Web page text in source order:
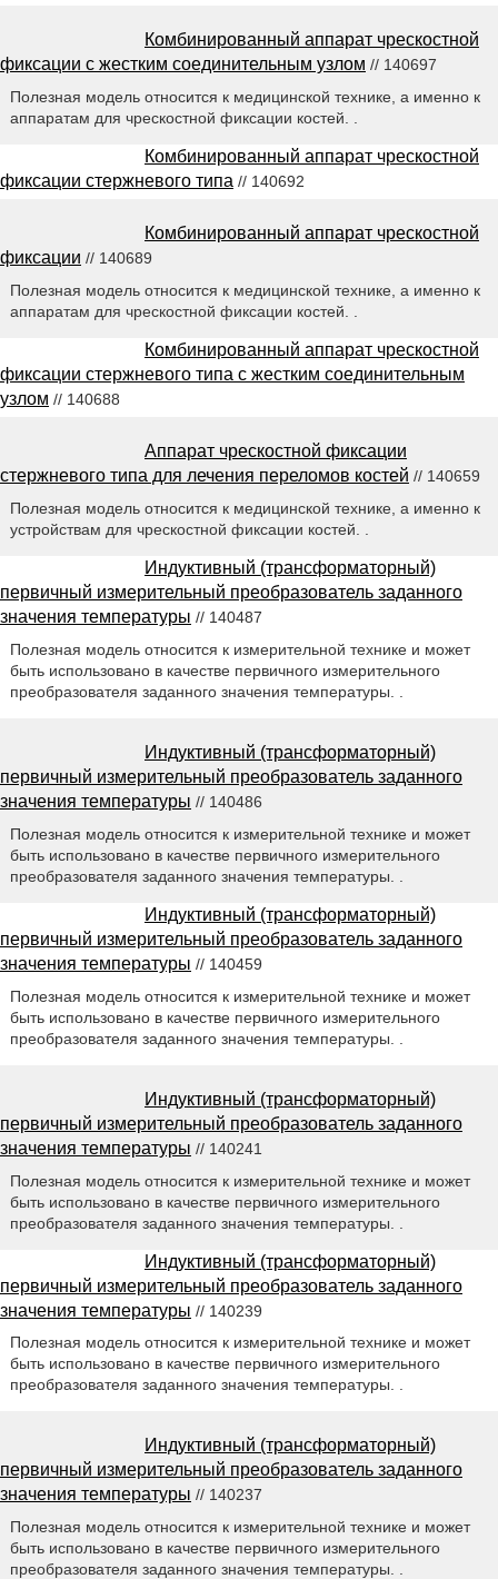
Комбинированный аппарат чрескостной
фиксации с жестким соединительным узлом // 140697
Полезная модель относится к медицинской технике, а именно к
аппаратам для чрескостной фиксации костей. .
Комбинированный аппарат чрескостной
фиксации стержневого типа // 140692
Комбинированный аппарат чрескостной
фиксации // 140689
Полезная модель относится к медицинской технике, а именно к
аппаратам для чрескостной фиксации костей. .
Комбинированный аппарат чрескостной
фиксации стержневого типа с жестким соединительным
узлом // 140688
Аппарат чрескостной фиксации
стержневого типа для лечения переломов костей // 140659
Полезная модель относится к медицинской технике, а именно к
устройствам для чрескостной фиксации костей. .
Индуктивный (трансформаторный)
первичный измерительный преобразователь заданного
значения температуры // 140487
Полезная модель относится к измерительной технике и может
быть использовано в качестве первичного измерительного
преобразователя заданного значения температуры. .
Индуктивный (трансформаторный)
первичный измерительный преобразователь заданного
значения температуры // 140486
Полезная модель относится к измерительной технике и может
быть использовано в качестве первичного измерительного
преобразователя заданного значения температуры. .
Индуктивный (трансформаторный)
первичный измерительный преобразователь заданного
значения температуры // 140459
Полезная модель относится к измерительной технике и может
быть использовано в качестве первичного измерительного
преобразователя заданного значения температуры. .
Индуктивный (трансформаторный)
первичный измерительный преобразователь заданного
значения температуры // 140241
Полезная модель относится к измерительной технике и может
быть использовано в качестве первичного измерительного
преобразователя заданного значения температуры. .
Индуктивный (трансформаторный)
первичный измерительный преобразователь заданного
значения температуры // 140239
Полезная модель относится к измерительной технике и может
быть использовано в качестве первичного измерительного
преобразователя заданного значения температуры. .
Индуктивный (трансформаторный)
первичный измерительный преобразователь заданного
значения температуры // 140237
Полезная модель относится к измерительной технике и может
быть использовано в качестве первичного измерительного
преобразователя заданного значения температуры. .